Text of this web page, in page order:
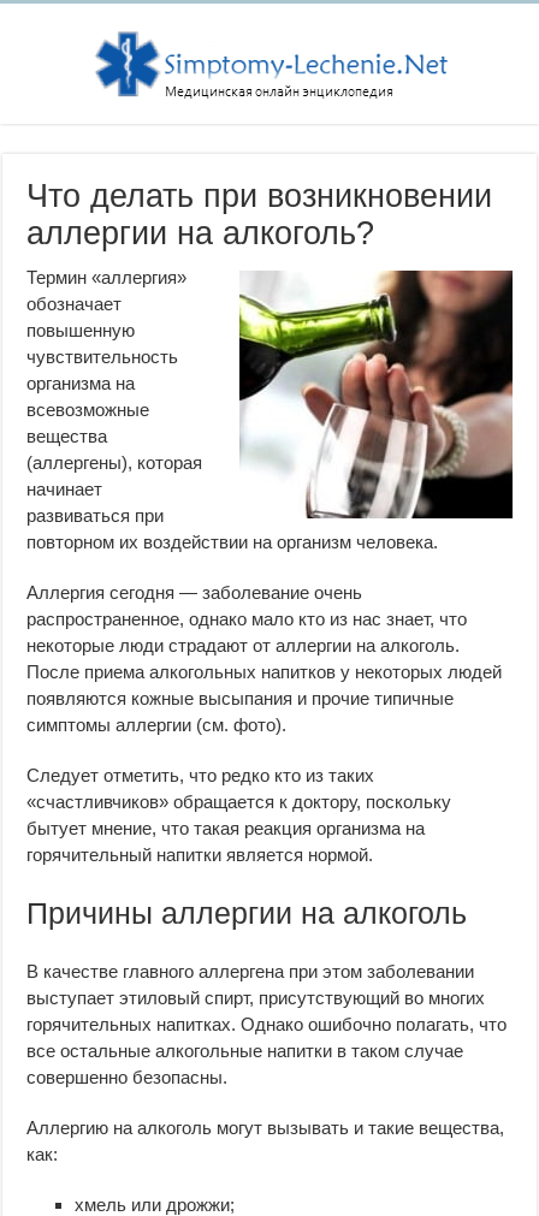
Что делать при возникновении
аллергии на алкоголь?
Термин «аллергия»
обозначает
повышенную
чувствительность
организма на
всевозможные
вещества
(аллергены), которая
начинает
развиваться при
повторном их воздействии на организм человека.
Аллергия сегодня — заболевание очень
распространенное, однако мало кто из нас знает, что
некоторые люди страдают от аллергии на алкоголь.
После приема алкогольных напитков у некоторых людей
появляются кожные высыпания и прочие типичные
симптомы аллергии (см. фото).
Следует отметить, что редко кто из таких
«счастливчиков» обращается к доктору, поскольку
бытует мнение, что такая реакция организма на
горячительный напитки является нормой.
Причины аллергии на алкоголь
В качестве главного аллергена при этом заболевании
выступает этиловый спирт, присутствующий во многих
горячительных напитках. Однако ошибочно полагать, что
все остальные алкогольные напитки в таком случае
совершенно безопасны.
Аллергию на алкоголь могут вызывать и такие вещества,
как:
хмель или дрожжи;